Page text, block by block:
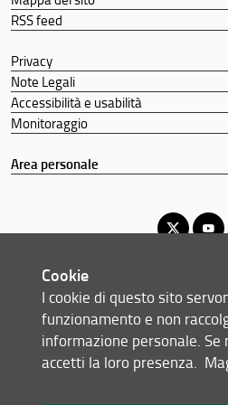
RSS feed
Privacy
Note Legali
Accessibilità e usabilità
Monitoraggio
Area personale
© Copyright 2012-2026
Piazzale delle
Cookie
I cookie di questo sito
funzionamento e non
informazione personale. Se
accetti la loro presenza.